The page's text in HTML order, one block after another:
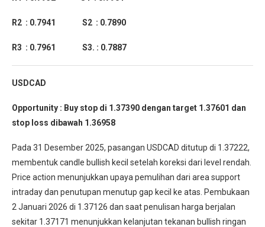
R2 : 0.7941 S2 : 0.7890
R3 : 0.7961 S3. : 0.7887
USDCAD
Opportunity : Buy stop di 1.37390 dengan target 1.37601 dan
stop loss dibawah 1.36958
Pada 31 Desember 2025, pasangan USDCAD ditutup di 1.37222,
membentuk candle bullish kecil setelah koreksi dari level rendah.
Price action menunjukkan upaya pemulihan dari area support
intraday dan penutupan menutup gap kecil ke atas. Pembukaan
2 Januari 2026 di 1.37126 dan saat penulisan harga berjalan
sekitar 1.37171 menunjukkan kelanjutan tekanan bullish ringan